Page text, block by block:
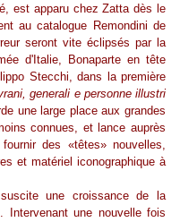
est apparu chez Zatta dès le
au catalogue Remondini de
seront vite éclipsés par la
d'Italie, Bonaparte en tête
Stecchi, dans la première
generali e personne illustri
une large place aux grandes
connues, et lance auprès
des «têtes» nouvelles,
et matériel iconographique à
une croissance de la
Intervenant une nouvelle fois